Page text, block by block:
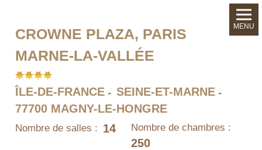
CROWNE PLAZA, PARIS
MARNE-LA-VALLÉE
ÎLE-DE-FRANCE
SEINE-ET-MARNE
77700 MAGNY-LE-HONGRE
Nombre de salles : 14 Nombre de chambres :
250
MENU